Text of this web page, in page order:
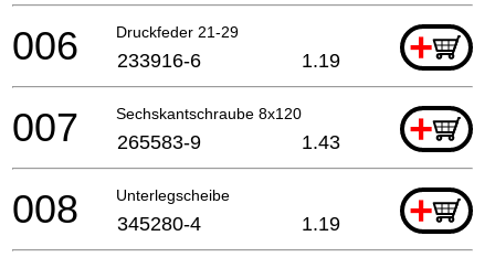
Druckfeder 21-29 +
006 233916-6 1.19
Sechskantschraube 8x120 +
007 265583-9 1.43
Unterlegscheibe +
008 345280-4 1.19